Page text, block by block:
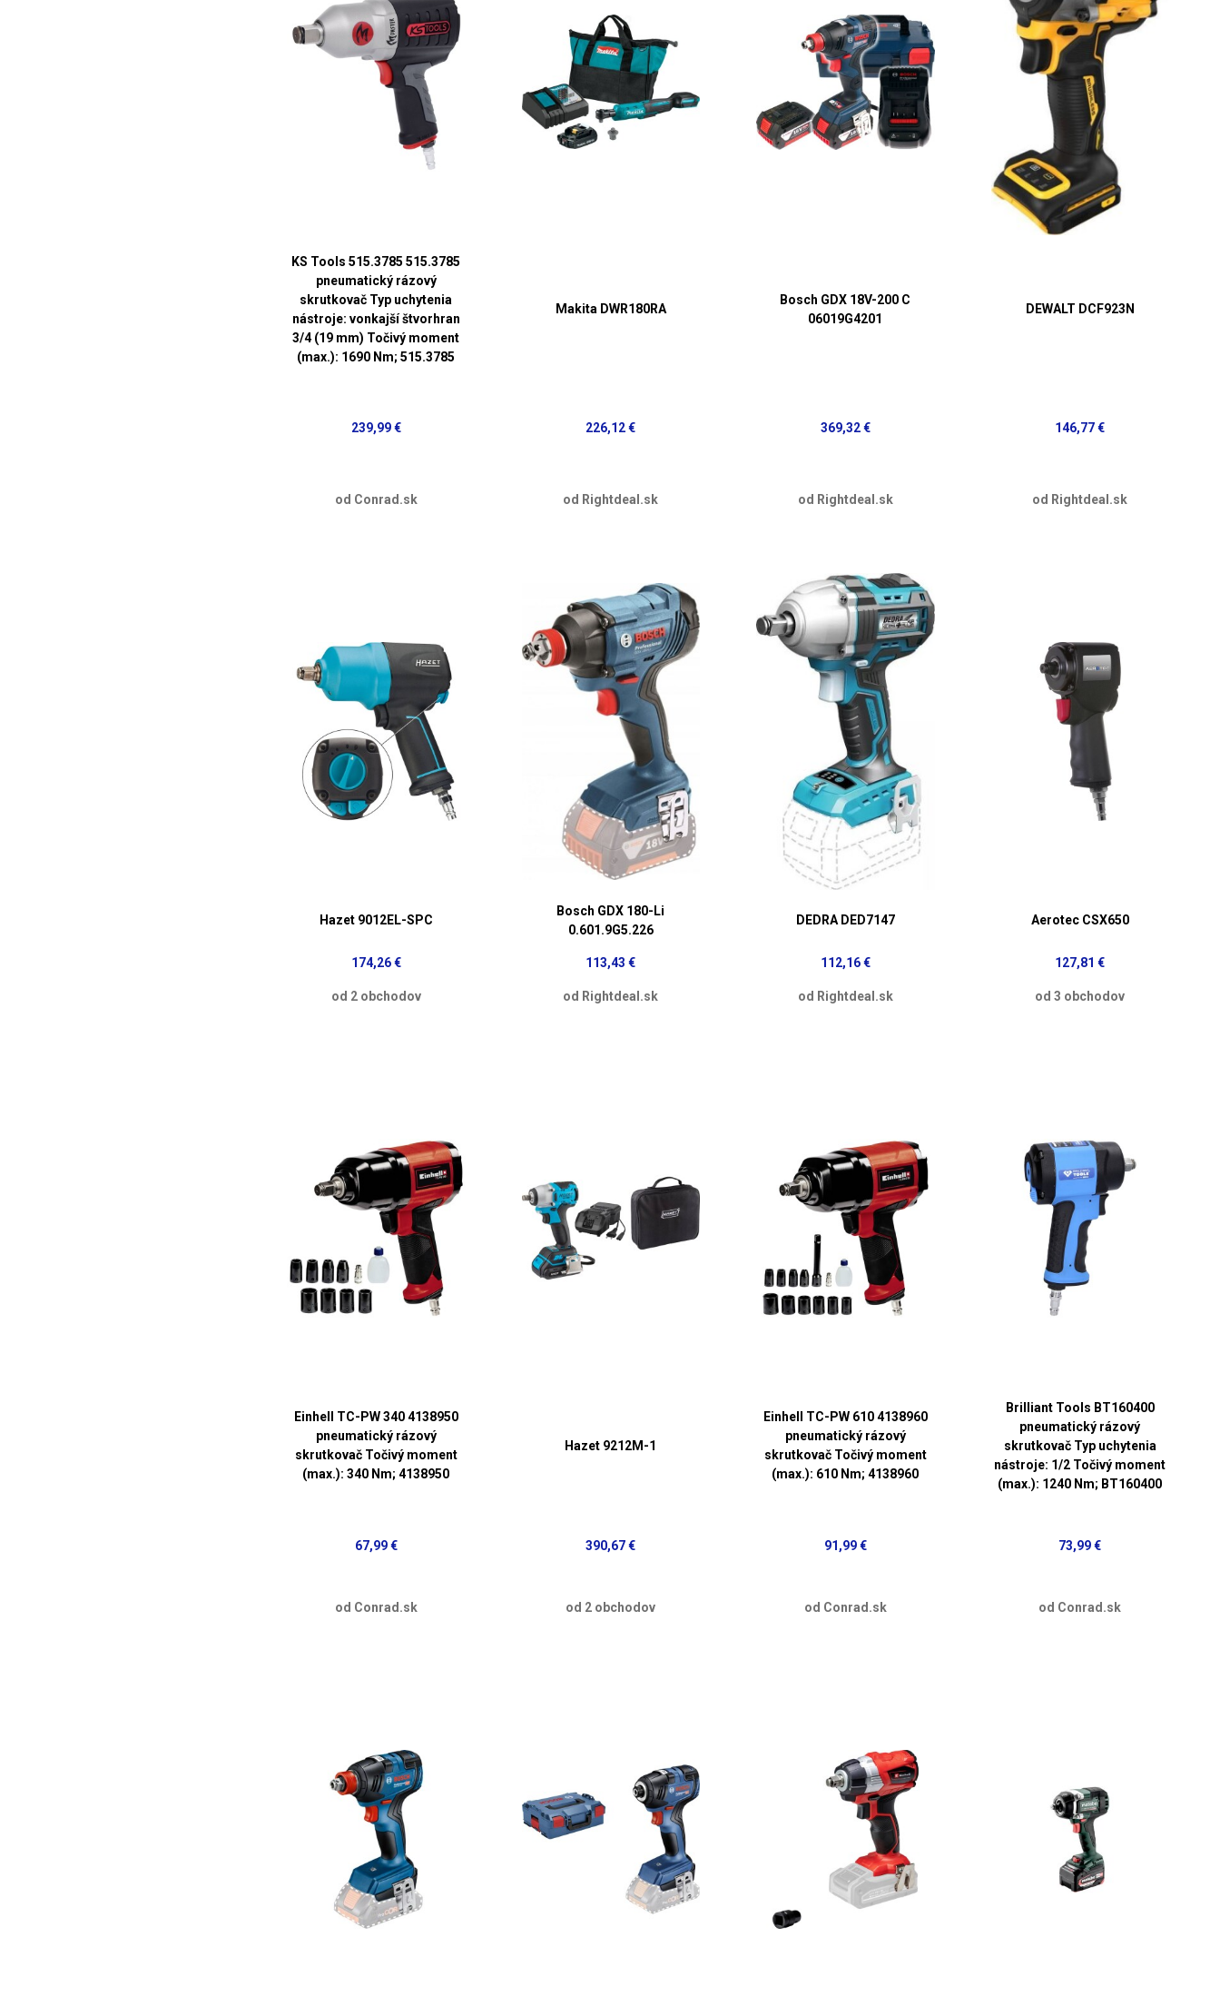
KS Tools 515.3785 515.3785
pneumatický rázový
skrutkovač Typ uchytenia
nástroje: vonkajší štvorhran
3/4 (19 mm) Točivý moment
(max.): 1690 Nm; 515.3785
239,99 €
od Conrad.sk
Makita DWR180RA
226,12 €
od Rightdeal.sk
Bosch GDX 18V-200 C
06019G4201
369,32 €
od Rightdeal.sk
DEWALT DCF923N
146,77 €
od Rightdeal.sk
Hazet 9012EL-SPC
174,26 €
od 2 obchodov
Bosch GDX 180-Li
0.601.9G5.226
113,43 €
od Rightdeal.sk
DEDRA DED7147
112,16 €
od Rightdeal.sk
Aerotec CSX650
127,81 €
od 3 obchodov
Einhell TC-PW 340 4138950
pneumatický rázový
skrutkovač Točivý moment
(max.): 340 Nm; 4138950
67,99 €
od Conrad.sk
Hazet 9212M-1
390,67 €
od 2 obchodov
Einhell TC-PW 610 4138960
pneumatický rázový
skrutkovač Točivý moment
(max.): 610 Nm; 4138960
91,99 €
od Conrad.sk
Brilliant Tools BT160400
pneumatický rázový
skrutkovač Typ uchytenia
nástroje: 1/2 Točivý moment
(max.): 1240 Nm; BT160400
73,99 €
od Conrad.sk